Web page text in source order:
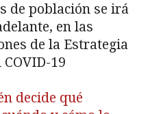
de población se irá
en las
de la Estrategia
19
decide qué